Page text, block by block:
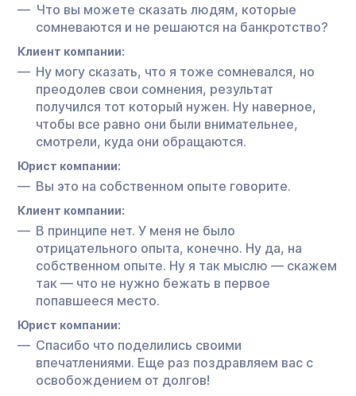
Что вы можете сказать людям, которые
сомневаются и не решаются на банкротство?
Клиент компании:
Ну могу сказать, что я тоже сомневался, но
преодолев свои сомнения, результат
получился тот который нужен. Ну наверное,
чтобы все равно они были внимательнее,
смотрели, куда они обращаются.
Юрист компании:
Вы это на собственном опыте говорите.
Клиент компании:
В принципе нет. У меня не было
отрицательного опыта, конечно. Ну да, на
собственном опыте. Ну я так мыслю — скажем
так — что не нужно бежать в первое
попавшееся место.
Юрист компании:
Спасибо что поделились своими
впечатлениями. Еще раз поздравляем вас с
освобождением от долгов!